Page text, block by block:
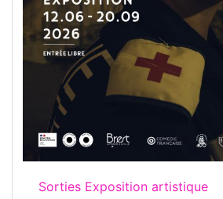
Sorties Exposition artistique